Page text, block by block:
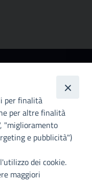
per finalità
per altre finalità
"miglioramento
e pubblicità")
dei cookie.
maggiori